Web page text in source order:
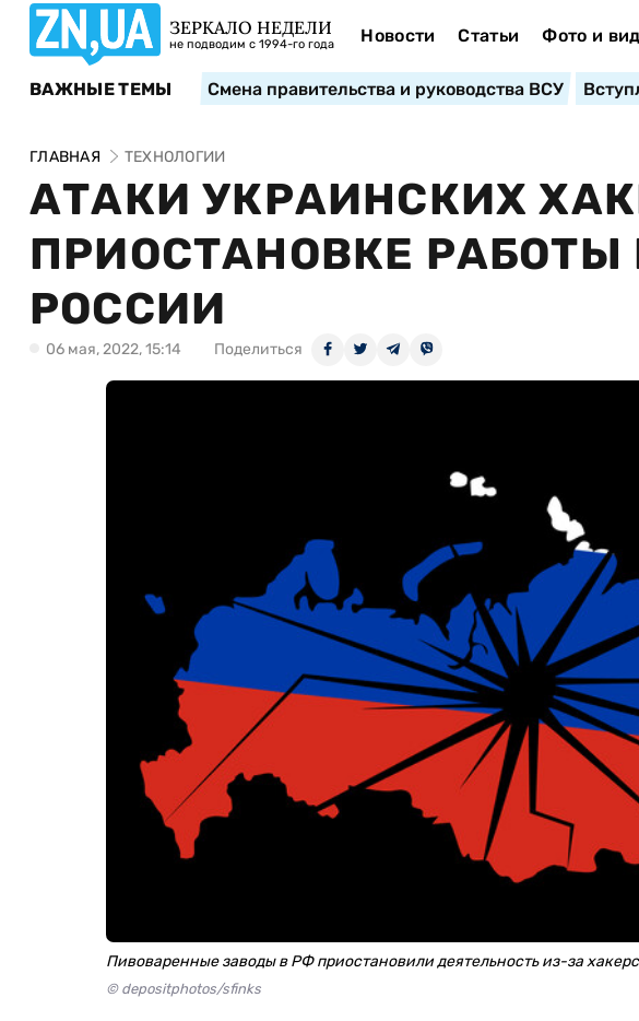
ЗЕРКАЛО НЕДЕЛИ
не подводим с 1994-го года Новости Статьи Фото и
ВАЖНЫЕ ТЕМЫ Смена правительства и руководства ВСУ
ГЛАВНАЯ ТЕХНОЛОГИИ
АТАКИ УКРАИНСКИХ
ПРИОСТАНОВКЕ РАБОТЫ
РОССИИ
06 мая, 2022, 15:14 Поделиться
Пивоваренные заводы в РФ приостановили деятельность из-за
© depositphotos/sfinks